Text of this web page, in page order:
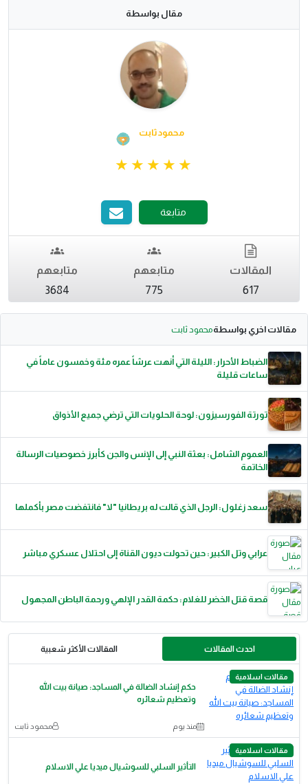
مقال بواسطة
محمود ثابت
متابعة
المقالات
617
متابعهم
775
متابعهم
3684
مقالات اخري بواسطةمحمود ثابت
الضباط الأحرار: الليلة التي أنهت عرشاً عمره مئة وخمسون عاماً في
ساعات قليلة
تورتة الفورسيزون: لوحة الحلويات التي ترضي جميع الأذواق
العموم الشامل: بعثة النبي إلى الإنس والجن كأبرز خصوصيات الرسالة
الخاتمة
سعد زغلول: الرجل الذي قالت له بريطانيا "لا" فانتفضت مصر بأكملها
عرابي وتل الكبير: حين تحولت ديون القناة إلى احتلال عسكري مباشر
قصة قتل الخضر للغلام: حكمة القدر الإلهي ورحمة الباطن المجهول
احدث المقالات المقالات الأكثر شعبية
مقالات اسلامية
حكم إنشاد الضالة في المساجد: صيانة بيت الله
وتعظيم شعائره
منذ يوم محمود ثابت
مقالات اسلامية
التأثير السلبي للسوشيال ميديا علي الاسلام